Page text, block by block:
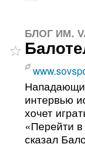
БЛОГ ИМ.
интервью
хочет
«Перейти
сказал